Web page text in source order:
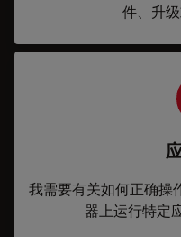
件、升级
我需要有关如何正确操
器上运行特定